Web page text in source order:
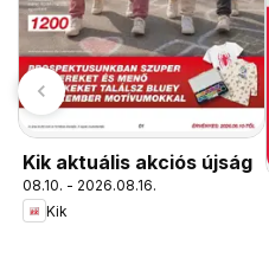
Kik aktuális akciós újság
08.10. - 2026.08.16.
Kik